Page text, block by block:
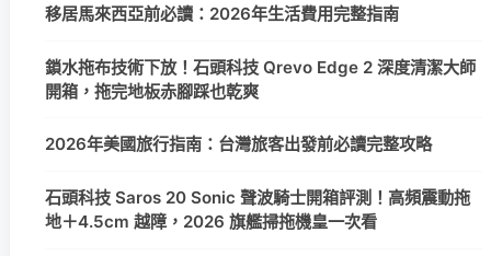
移居馬來西亞前必讀：2026年生活費用完整指南
鎖水拖布技術下放！石頭科技 Qrevo Edge 2 深度清潔大師
開箱，拖完地板赤腳踩也乾爽
2026年美國旅行指南：台灣旅客出發前必讀完整攻略
石頭科技 Saros 20 Sonic 聲波騎士開箱評測！高頻震動拖
地＋4.5cm 越障，2026 旗艦掃拖機皇一次看